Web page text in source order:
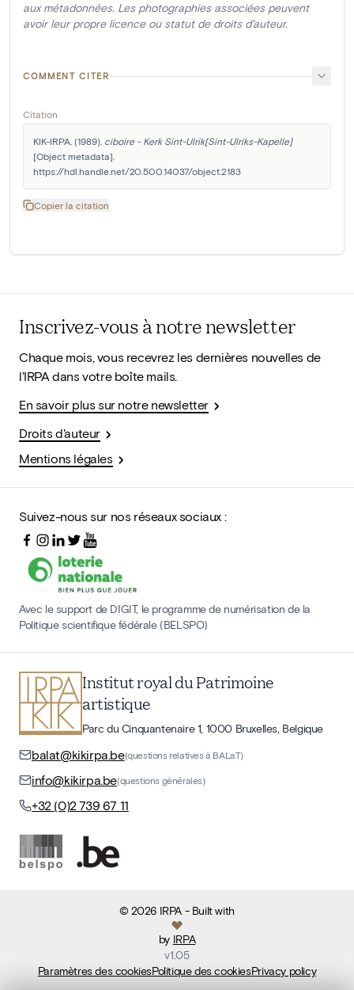
aux métadonnées. Les photographies associées peuvent
avoir leur propre licence ou statut de droits d'auteur.
COMMENT CITER
Citation
KIK-IRPA. (1989). ciboire - Kerk Sint-Ulrik[Sint-Ulriks-Kapelle]
[Object metadata].
https://hdl.handle.net/20.500.14037/object.2183
Copier la citation
Inscrivez-vous à notre newsletter
Chaque mois, vous recevrez les dernières nouvelles de
l'IRPA dans votre boîte mails.
En savoir plus sur notre newsletter
Droits d'auteur
Mentions légales
Suivez-nous sur nos réseaux sociaux :
Avec le support de DIGIT, le programme de numérisation de la
Politique scientifique fédérale (BELSPO)
Institut royal du Patrimoine
artistique
Parc du Cinquantenaire 1, 1000 Bruxelles, Belgique
balat@kikirpa.be(questions relatives à BALaT)
info@kikirpa.be(questions générales)
+32 (0)2 739 67 11
©2026 IRPA- Built with
by IRPA
v1.05
Paramètres des cookiesPolitique des cookiesPrivacy policy